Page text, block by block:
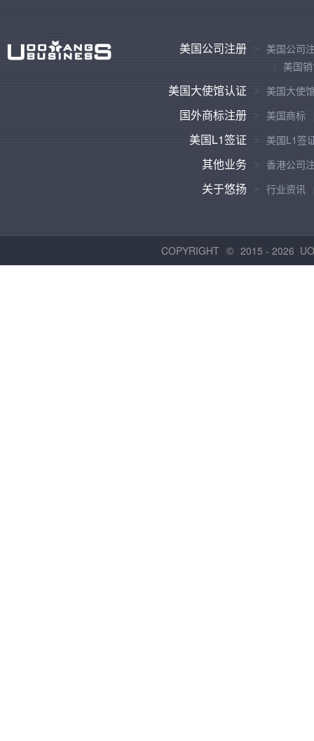
美国公司注册
美国公司
美国
美国大使馆认证 美国大使
国外商标注册 美国商标
美国L1签证 美国L1签
其他业务 香港公司
关于悠扬 行业资讯
COPYRIGHT © 2015 - 2026